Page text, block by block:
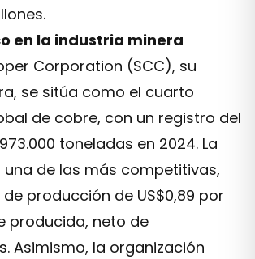
en la industria minera
Corporation (SCC), su
se sitúa como el cuarto
de cobre, con un registro del
toneladas en 2024. La
de las más competitivas,
producción de US$0,89 por
producida, neto de
Asimismo, la organización